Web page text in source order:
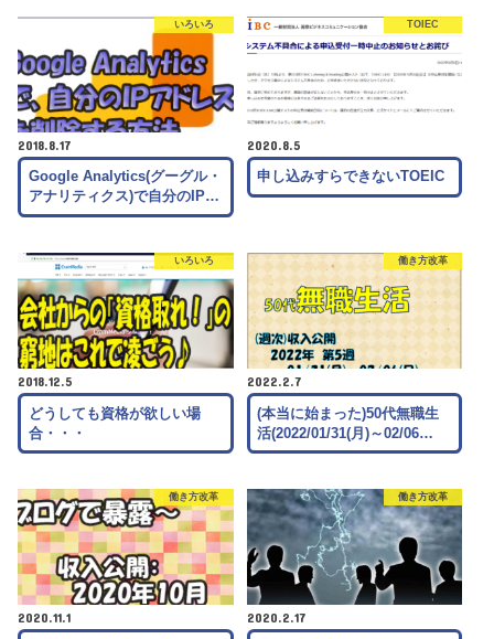
いろいろ
2018.8.17
Google Analytics(グーグル・
アナリティクス)で自分のIP…
TOIEC
2020.8.5
申し込みすらできないTOEIC
いろいろ
2018.12.5
どうしても資格が欲しい場
合・・・
働き方改革
2022.2.7
(本当に始まった)50代無職生
活(2022/01/31(月)～02/06…
働き方改革
2020.11.1
働き方改革
2020.2.17